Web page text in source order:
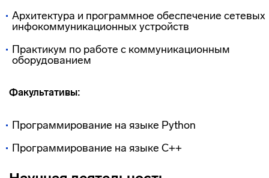
Архитектура и программное обеспечение сетевых
инфокоммуникационных устройств
Практикум по работе с коммуникационным
оборудованием
Факультативы:
Программирование на языке Python
Программирование на языке C++